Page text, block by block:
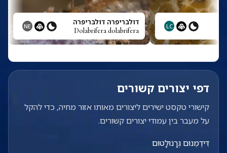
LC דולבריפרה דולבריפרה
Dolabrifera dolabrifera
NE
דפי יצורים קשורים
קישורי טקסט ישירים ליצורים מאותו אזור מחיה, כדי להקל
על מעבר בין עמודי יצורים קשורים.
דִּידֶמְנוּם גְּרָנוּלָטוּם